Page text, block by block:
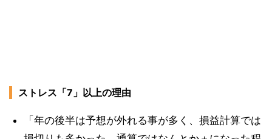
ストレス「7」以上の理由
「年の後半は予想が外れる事が多く、損益計算では